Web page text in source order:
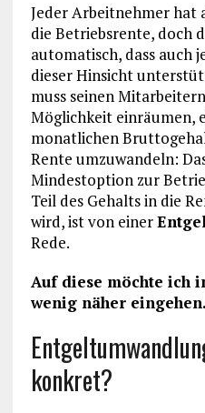
Jeder Arbeitnehmer hat
die Betriebsrente, doch
automatisch, dass auch
dieser Hinsicht
muss seinen
Möglichkeit einräumen,
monatlichen
Rente umzuwandeln:
Mindestoption zur
Teil des Gehalts in die
wird, ist von einer
Rede.
Auf diese möchte ich
wenig näher eingehen.
konkret?